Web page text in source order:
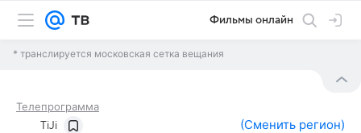
Фильмы онлайн
* транслируется московская сетка вещания
Телепрограмма
TiJi (Сменить регион)